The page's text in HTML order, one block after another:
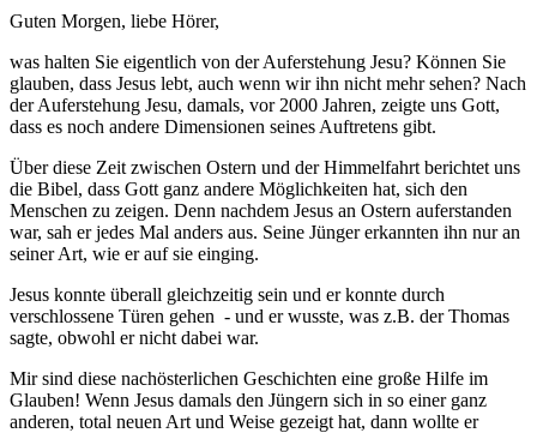
Guten Morgen, liebe Hörer,
was halten Sie eigentlich von der Auferstehung Jesu? Können Sie
glauben, dass Jesus lebt, auch wenn wir ihn nicht mehr sehen? Nach
der Auferstehung Jesu, damals, vor 2000 Jahren, zeigte uns Gott,
dass es noch andere Dimensionen seines Auftretens gibt.
Über diese Zeit zwischen Ostern und der Himmelfahrt berichtet uns
die Bibel, dass Gott ganz andere Möglichkeiten hat, sich den
Menschen zu zeigen. Denn nachdem Jesus an Ostern auferstanden
war, sah er jedes Mal anders aus. Seine Jünger erkannten ihn nur an
seiner Art, wie er auf sie einging.
Jesus konnte überall gleichzeitig sein und er konnte durch
verschlossene Türen gehen - und er wusste, was z.B. der Thomas
sagte, obwohl er nicht dabei war.
Mir sind diese nachösterlichen Geschichten eine große Hilfe im
Glauben! Wenn Jesus damals den Jüngern sich in so einer ganz
anderen, total neuen Art und Weise gezeigt hat, dann wollte er